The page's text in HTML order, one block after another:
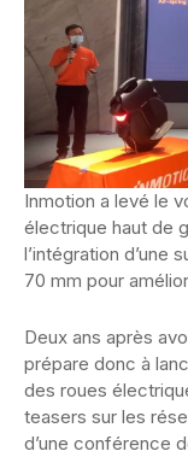
Inmotion a levé le
électrique haut de
l’intégration d’une
70 mm pour
Deux ans après
prépare donc à
des roues
teasers sur les
d’une conférence